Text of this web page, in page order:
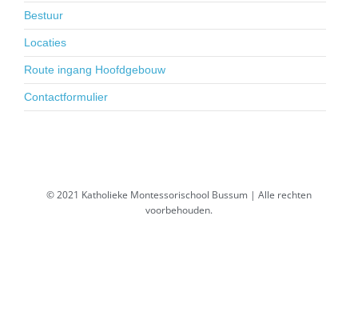
Bestuur
Locaties
Route ingang Hoofdgebouw
Contactformulier
© 2021 Katholieke Montessorischool Bussum | Alle rechten
voorbehouden.